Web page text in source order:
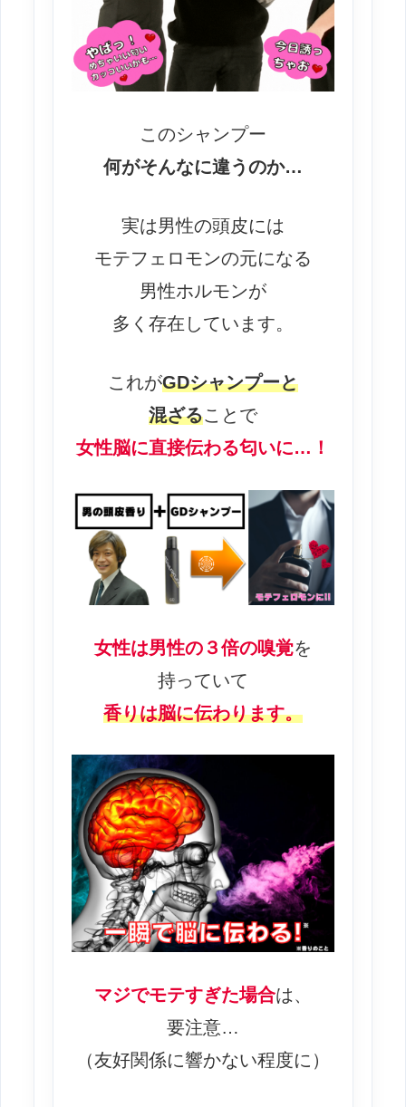
このシャンプー
何がそんなに違うのか…
実は男性の頭皮には
モテフェロモンの元になる
男性ホルモンが
多く存在しています。
これがGDシャンプーと
混ざることで
女性脳に直接伝わる匂いに…！
女性は男性の３倍の嗅覚を
持っていて
香りは脳に伝わります。
マジでモテすぎた場合は、
要注意…
（友好関係に響かない程度に）